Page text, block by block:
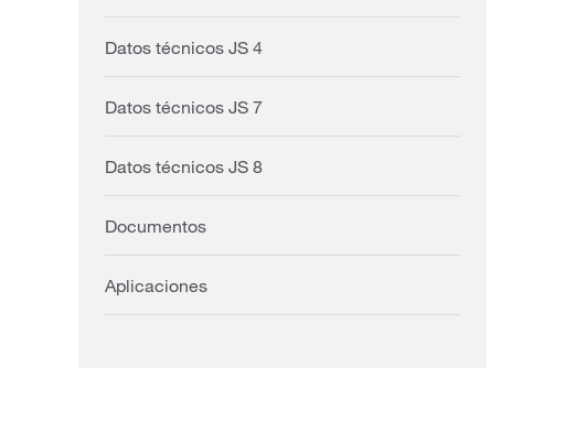
Datos técnicos JS 4
Datos técnicos JS 7
Datos técnicos JS 8
Documentos
Aplicaciones